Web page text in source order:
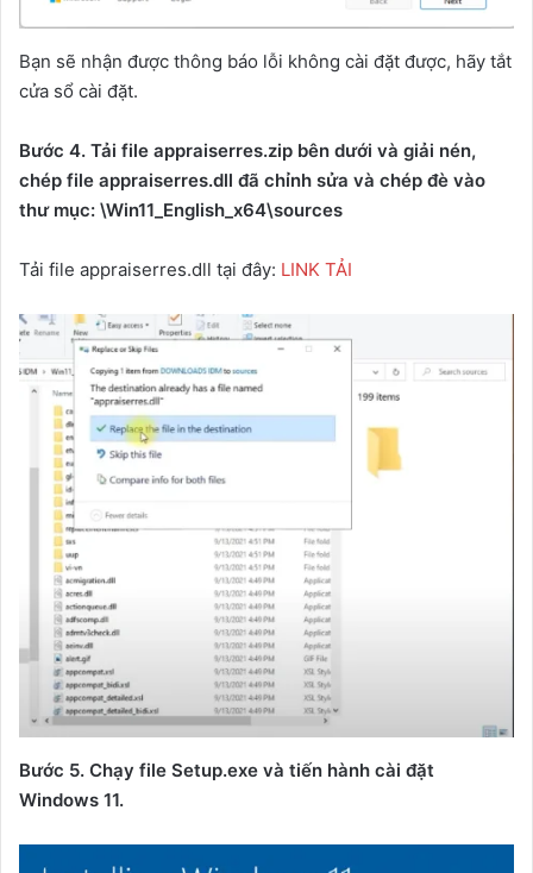
Bạn sẽ nhận được thông báo lỗi không cài đặt được, hãy tắt
cửa sổ cài đặt.
Bước 4. Tải file appraiserres.zip bên dưới và giải nén,
chép file appraiserres.dll đã chỉnh sửa và chép đè vào
thư mục: \Win11_English_x64\sources
Tải file appraiserres.dll tại đây: LINK TẢI
Bước 5. Chạy file Setup.exe và tiến hành cài đặt
Windows 11.